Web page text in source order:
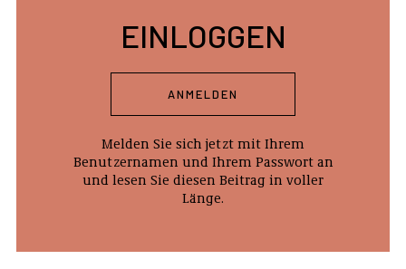
EINLOGGEN
ANMELDEN
Melden Sie sich jetzt mit Ihrem
Benutzernamen und Ihrem Passwort an
und lesen Sie diesen Beitrag in voller
Länge.